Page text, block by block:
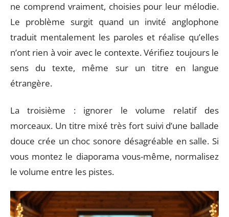
ne comprend vraiment, choisies pour leur mélodie.
Le problème surgit quand un invité anglophone
traduit mentalement les paroles et réalise qu’elles
n’ont rien à voir avec le contexte. Vérifiez toujours le
sens du texte, même sur un titre en langue
étrangère.
La troisième : ignorer le volume relatif des
morceaux. Un titre mixé très fort suivi d’une ballade
douce crée un choc sonore désagréable en salle. Si
vous montez le diaporama vous-même, normalisez
le volume entre les pistes.